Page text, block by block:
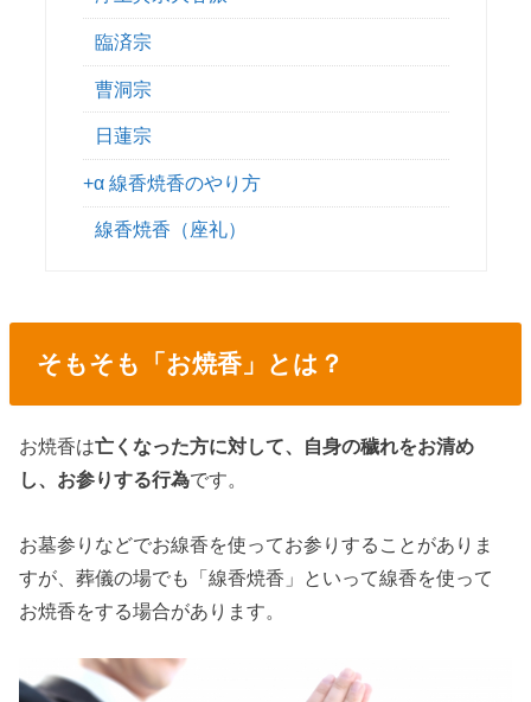
臨済宗
曹洞宗
日蓮宗
+α 線香焼香のやり方
線香焼香（座礼）
そもそも「お焼香」とは？
お焼香は亡くなった方に対して、自身の穢れをお清め
し、お参りする行為です。
お墓参りなどでお線香を使ってお参りすることがありま
すが、葬儀の場でも「線香焼香」といって線香を使って
お焼香をする場合があります。